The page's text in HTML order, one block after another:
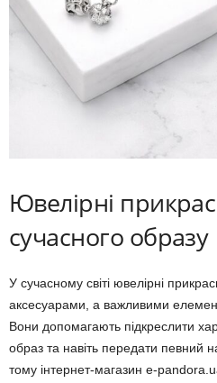
Ювелірні
сучасного образу
У сучасному світі ювелірні
аксесуарами, а важливими
Вони допомагають підкреслити
образ та навіть передати певний
тому інтернет-магазин e-